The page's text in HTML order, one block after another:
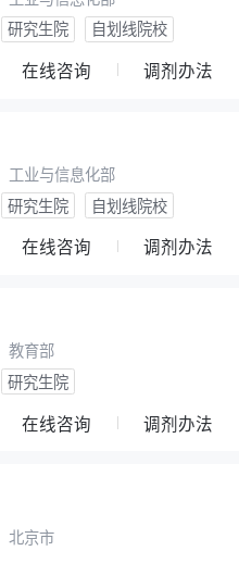
研究生院 自划线院校
在线咨询 调剂办法
工业与信息化部
研究生院 自划线院校
在线咨询 调剂办法
教育部
研究生院
在线咨询 调剂办法
北京市